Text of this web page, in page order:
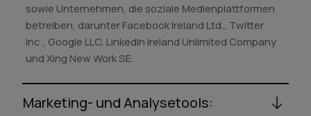
sowie Unternehmen, die soziale Medienplattformen
betreiben, darunter Facebook Ireland Ltd., Twitter
Inc., Google LLC, LinkedIn Ireland Unlimited Company
und Xing New Work SE.
Marketing- und Analysetools: